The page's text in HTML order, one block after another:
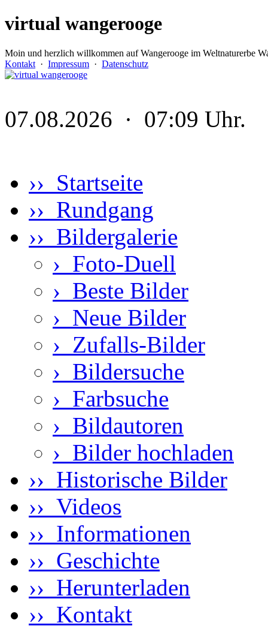
virtual wangerooge
Moin und herzlich willkommen auf Wangerooge im Weltnaturerbe
Kontakt · Impressum · Datenschutz
07.08.2026 · 07:09 Uhr.
›› Startseite
›› Rundgang
›› Bildergalerie
› Foto-Duell
› Beste Bilder
› Neue Bilder
› Zufalls-Bilder
› Bildersuche
› Farbsuche
› Bildautoren
› Bilder hochladen
›› Historische Bilder
›› Videos
›› Informationen
›› Geschichte
›› Herunterladen
›› Kontakt